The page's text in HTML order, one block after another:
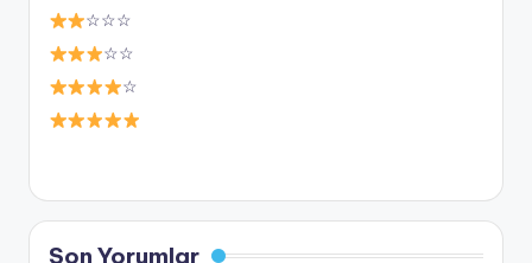
☆☆☆
☆☆
☆
Son Yorumlar